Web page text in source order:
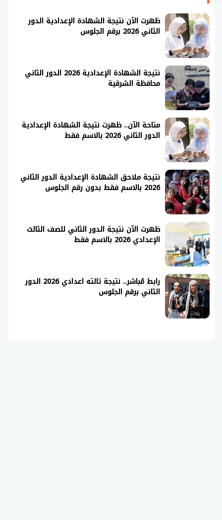
ظهرت الآن نتيجة الشهادة الإعدادية الدور
الثاني 2026 برقم الجلوس
نتيجة الشهادة الإعدادية 2026 الدور الثاني
محافظة الشرقية
متاحة الآن.. ظهرت نتيجة الشهادة الإعدادية
الدور الثاني 2026 بالاسم فقط
نتيجة ملاحق الشهادة الإعدادية الدور الثاني
2026 بالاسم فقط بدون رقم الجلوس
ظهرت الآن نتيجة الدور الثاني للصف الثالث
الإعدادي 2026 بالاسم فقط
رابط مُباشر.. نتيجة تالته اعدادي 2026 الدور
الثاني برقم الجلوس